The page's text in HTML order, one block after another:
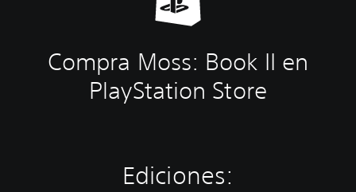
Compra Moss: Book II en
PlayStation Store
Ediciones: